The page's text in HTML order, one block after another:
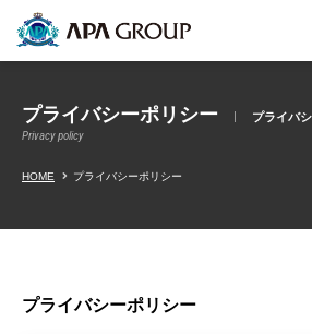
プライバシーポリシー プライバ
Privacy policy
HOME プライバシーポリシー
プライバシーポリシー